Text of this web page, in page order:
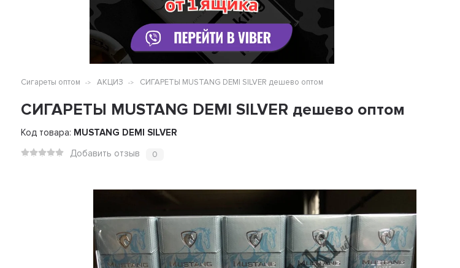
Сигареты оптом АКЦИЗ СИГАРЕТЫ MUSTANG DEMI SILVER дешево оптом
СИГАРЕТЫ MUSTANG DEMI SILVER дешево оптом
Код товара: MUSTANG DEMI SILVER
Добавить отзыв
0